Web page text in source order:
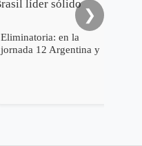
Eliminatoria: en la
jornada 12 Argentina y
❯